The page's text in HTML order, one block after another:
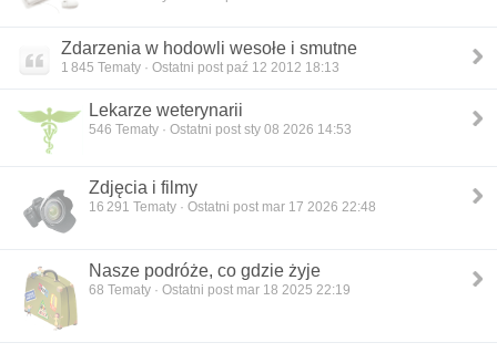
Zdarzenia w hodowli wesołe i smutne
1 845 Tematy · Ostatni post paź 12 2012 18:13
Lekarze weterynarii
546 Tematy · Ostatni post sty 08 2026 14:53
Zdjęcia i filmy
16 291 Tematy · Ostatni post mar 17 2026 22:48
Nasze podróże, co gdzie żyje
68 Tematy · Ostatni post mar 18 2025 22:19